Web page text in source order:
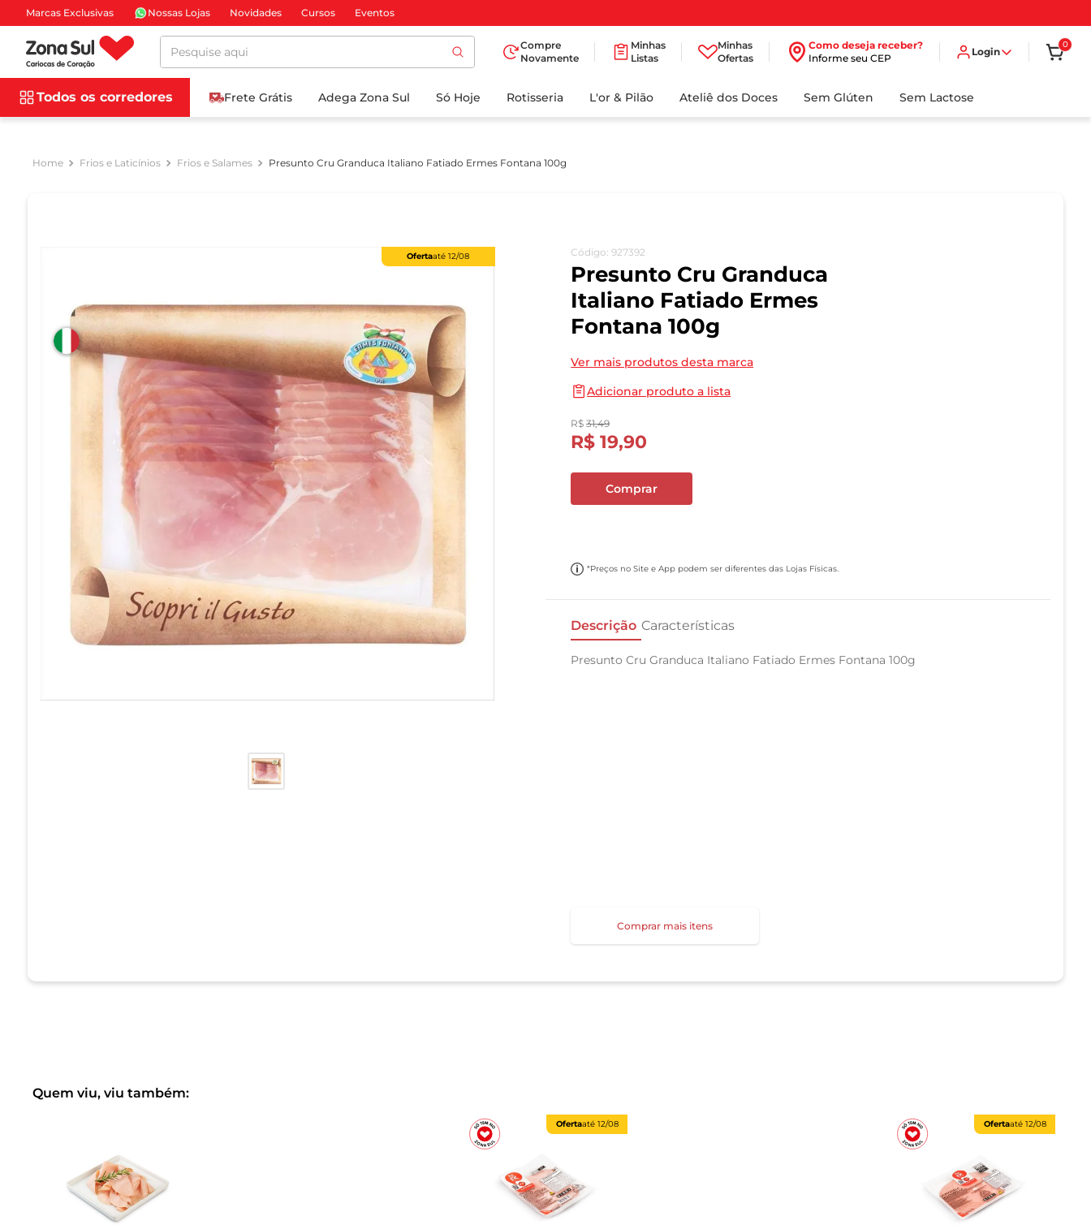
Marcas Exclusivas Nossas Lojas Novidades Cursos Eventos
Pesquise aqui
Compre
Novamente
Minhas
Listas
Minhas
Ofertas
Como deseja receber?
Informe seu CEP
Login
0
Todos os corredores Frete Grátis Adega Zona Sul Só Hoje Rotisseria L'or & Pilão Ateliê dos Doces Sem Glúten Sem Lactose
Frios e Laticínios Frios e Salames Presunto Cru Granduca Italiano Fatiado Ermes Fontana 100g
Ofertaaté12/08 Código:927392
Presunto Cru Granduca
Italiano Fatiado Ermes
Fontana 100g
Ver mais produtos desta marca
Adicionar produto a lista
R$ 31,49
R$ 19,90
Comprar
*Preços no Site e App podem ser diferentes das Lojas Físicas.
Descrição Características
Presunto Cru Granduca Italiano Fatiado Ermes Fontana 100g
Comprar mais itens
Quem viu, viu também:
Ofertaaté 12/08 Ofertaaté 12/08
BUSCADOS
6